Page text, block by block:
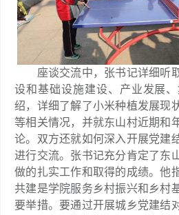
座谈交流中，张书记详细听
设和基础设施建设、产业发展
绍，详细了解了小米种植发展现
等相关情况，并就东山村近期和
论。双方还就如何深入开展党建
进行交流。张书记充分肯定了东
做的扎实工作和取得的成绩。他
共建是学院服务乡村振兴和乡村
要举措。要通过开展城乡党建结